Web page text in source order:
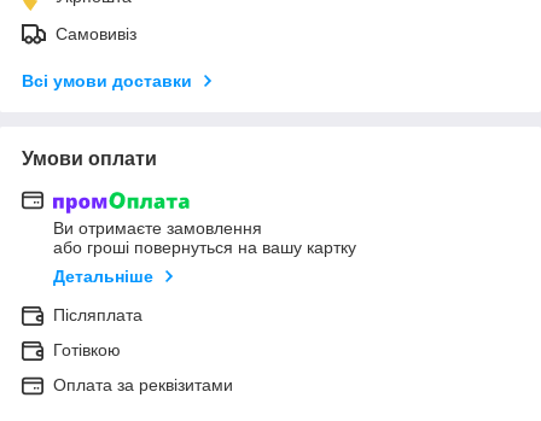
Самовивіз
Всі умови доставки
Умови оплати
Ви отримаєте замовлення
або гроші повернуться на вашу картку
Детальніше
Післяплата
Готівкою
Оплата за реквізитами